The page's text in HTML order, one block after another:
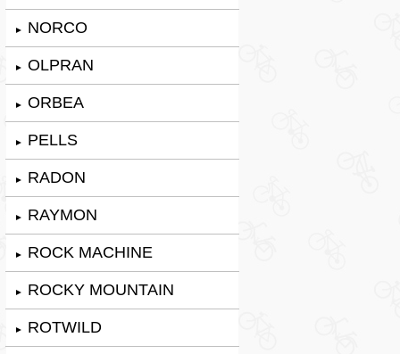
► NORCO
► OLPRAN
► ORBEA
► PELLS
► RADON
► RAYMON
► ROCK MACHINE
► ROCKY MOUNTAIN
► ROTWILD